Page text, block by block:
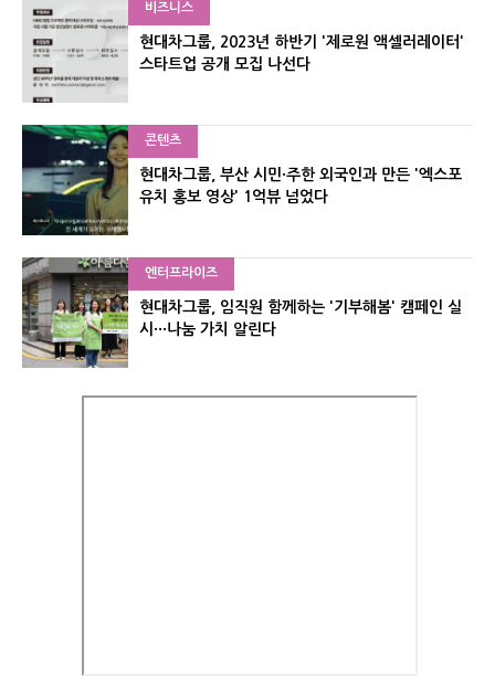
비즈니스
현대차그룹, 2023년 하반기 '제로원 액셀러레이터'
스타트업 공개 모집 나선다
콘텐츠
현대차그룹, 부산 시민·주한 외국인과 만든 '엑스포
유치 홍보 영상' 1억뷰 넘었다
엔터프라이즈
현대차그룹, 임직원 함께하는 '기부해봄' 캠페인 실
시···나눔 가치 알린다